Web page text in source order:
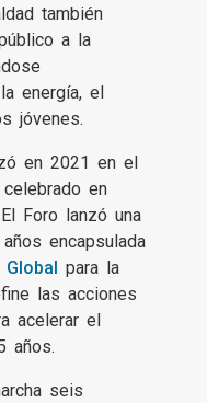
también
a la
energía, el
jóvenes.
en 2021 en el
celebrado en
Foro lanzó una
encapsulada
para la
las acciones
acelerar el
años.
seis